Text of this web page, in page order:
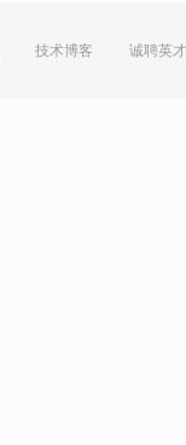
技术博客 诚聘英才